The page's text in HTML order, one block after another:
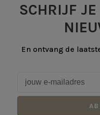
SCHRIJF
En ontvang de